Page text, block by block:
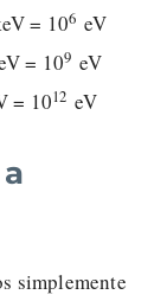
= 106 eV
= 109 eV
= 1012 eV
simplemente